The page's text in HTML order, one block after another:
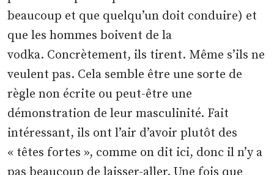
beaucoup et que quelqu’un doit conduire) et
que les hommes boivent de la
vodka. Concrètement, ils tirent. Même s’ils ne
veulent pas. Cela semble être une sorte de
règle non écrite ou peut-être une
démonstration de leur masculinité. Fait
intéressant, ils ont l’air d’avoir plutôt des
« têtes fortes », comme on dit ici, donc il n’y a